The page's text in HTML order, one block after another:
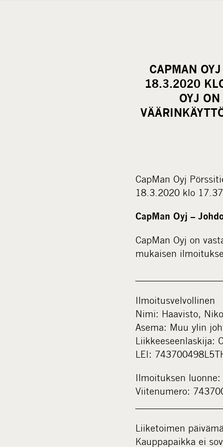
CAPMAN
18.3.2020
OYJ
CapMan Oyj
18.3.2020 klo 17.37
CapMan Oyj –
CapMan Oyj on
mukaisen
Ilmoitusvelvollinen
Nimi: Haavisto, Niko
Asema: Muu ylin
Liikkeeseenlaskija:
LEI:
Ilmoituksen luonne:
Viitenumero:
Liiketoimen
Kauppapaikka ei